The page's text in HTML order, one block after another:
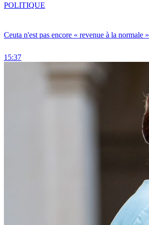
Ceuta n'est pas encore « revenue à la normale »
15:37
POLITIQUE